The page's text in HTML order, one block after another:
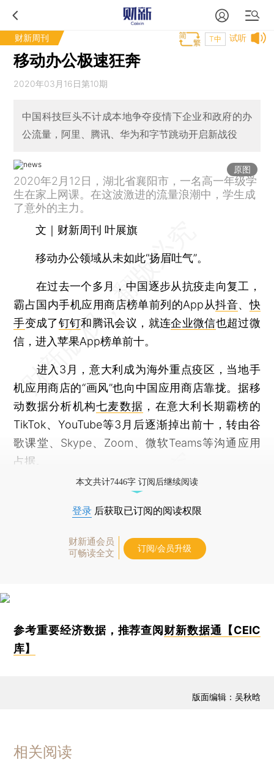
财新周刊 试听
T中
移动办公极速狂奔
2020年03月16日第10期
中国科技巨头不计成本地争夺疫情下企业和政府的办
公流量，阿里、腾讯、华为和字节跳动开启新战役
原图
2020年2月12日，湖北省襄阳市，一名高一年级学
生在家上网课。在这波激进的流量浪潮中，学生成
了意外的主力。
文｜财新周刊 叶展旗
移动办公领域从未如此“扬眉吐气”。
在过去一个多月，中国逐步从抗疫走向复工，
霸占国内手机应用商店榜单前列的App从抖音、快
手变成了钉钉和腾讯会议，就连企业微信也超过微
信，进入苹果App榜单前十。
进入3月，意大利成为海外重点疫区，当地手
机应用商店的“画风”也向中国应用商店靠拢。据移
动数据分析机构七麦数据 ，在意大利长期霸榜的
TikTok、YouTube等3月后逐渐掉出前十，转由谷
歌课堂、Skype、Zoom、微软Teams等沟通应用
占据。
本文共计7446字 订阅后继续阅读
登录 后获取已订阅的阅读权限
财新通会员
可畅读全文
订阅/会员升级
参考重要经济数据，推荐查阅 财新数据通【CEIC
库】
版面编辑：吴秋晗
相关阅读